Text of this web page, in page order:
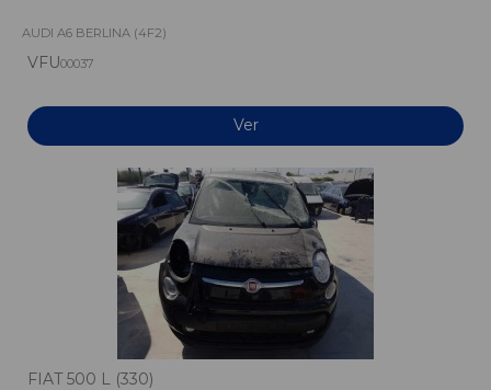
AUDI A6 BERLINA (4F2)
VFU00037
Ver
FIAT 500 L (330)